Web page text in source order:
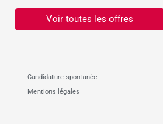
Voir toutes les offres
Candidature spontanée
Mentions légales